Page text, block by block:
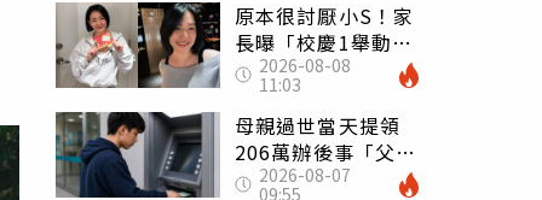
原本很討厭小S！家
長曝「校慶1舉動」
讓她徹底改觀 網
友洗版認證
2026-08-08
11:03
母親過世當天提領
206萬辦後事「父子
遭判刑」 律師：
2026-08-07
09:55